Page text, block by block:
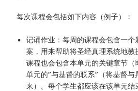
每次课程会包括如下内容（例子）：
记诵作业：每周的课程会包含一
案，用来帮助将圣经真理系统地教
课程也会包含本单元的关键章节（
单元的”与基督的联系”（将基督与
来）。每个学生都应该在该单元结